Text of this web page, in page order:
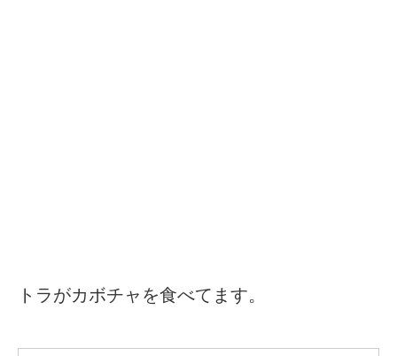
トラがカボチャを食べてます。